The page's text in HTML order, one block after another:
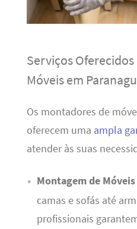
Serviços
Móveis em
Os montadores de
oferecem uma ampla
atender às suas
Montagem de
camas e sofás até
profissionais